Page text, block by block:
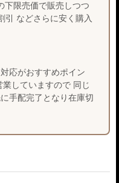
下限売価で販売しつつ
引 などさらに安く購入
応がおすすめポイン
業していますので 同じ
手配完了となり在庫切